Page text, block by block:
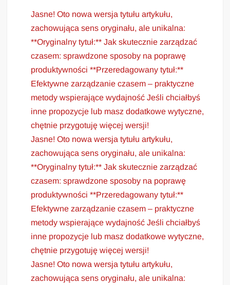
Jasne! Oto nowa wersja tytułu artykułu,
zachowująca sens oryginału, ale unikalna:
**Oryginalny tytuł:** Jak skutecznie zarządzać
czasem: sprawdzone sposoby na poprawę
produktywności **Przeredagowany tytuł:**
Efektywne zarządzanie czasem – praktyczne
metody wspierające wydajność Jeśli chciałbyś
inne propozycje lub masz dodatkowe wytyczne,
chętnie przygotuję więcej wersji!
Jasne! Oto nowa wersja tytułu artykułu,
zachowująca sens oryginału, ale unikalna:
**Oryginalny tytuł:** Jak skutecznie zarządzać
czasem: sprawdzone sposoby na poprawę
produktywności **Przeredagowany tytuł:**
Efektywne zarządzanie czasem – praktyczne
metody wspierające wydajność Jeśli chciałbyś
inne propozycje lub masz dodatkowe wytyczne,
chętnie przygotuję więcej wersji!
Jasne! Oto nowa wersja tytułu artykułu,
zachowująca sens oryginału, ale unikalna: